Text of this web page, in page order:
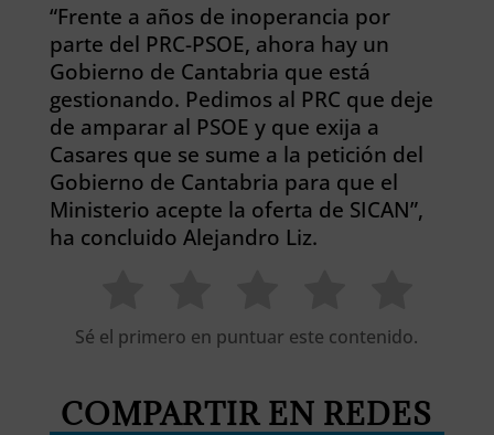
“Frente a años de inoperancia por
parte del PRC-PSOE, ahora hay un
Gobierno de Cantabria que está
gestionando. Pedimos al PRC que deje
de amparar al PSOE y que exija a
Casares que se sume a la petición del
Gobierno de Cantabria para que el
Ministerio acepte la oferta de SICAN”,
ha concluido Alejandro Liz.
Sé el primero en puntuar este contenido.
COMPARTIR EN REDES